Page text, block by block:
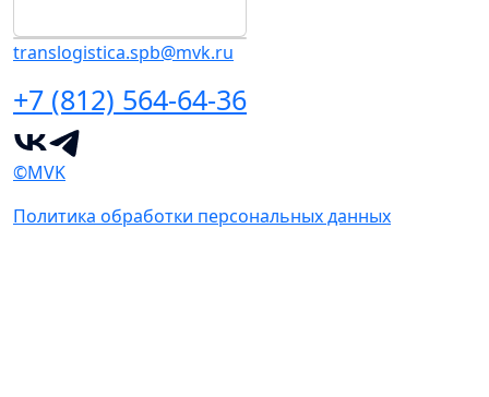
translogistica.spb@mvk.ru
+7 (812) 564-64-36
©MVK
Политика обработки персональных данных